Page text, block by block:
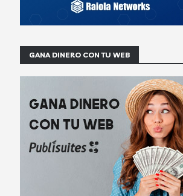
GANA DINERO CON TU WEB